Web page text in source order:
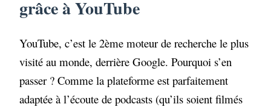
grâce à YouTube
YouTube, c’est le 2ème moteur de recherche le plus
visité au monde, derrière Google. Pourquoi s’en
passer ? Comme la plateforme est parfaitement
adaptée à l’écoute de podcasts (qu’ils soient filmés